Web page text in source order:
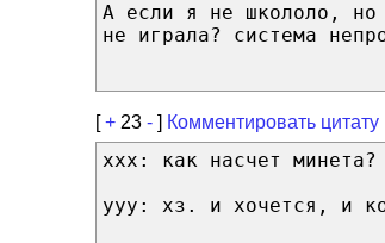
А если я не школоло, но
не играла? система
[+ 23 - ] Комментировать
xxx: как насчет минета?
yyy: хз. и хочется, и